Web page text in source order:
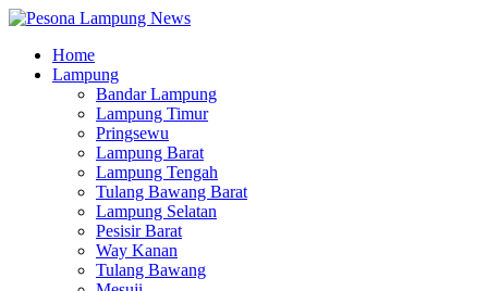
Home
Lampung
Bandar Lampung
Lampung Timur
Pringsewu
Lampung Barat
Lampung Tengah
Tulang Bawang Barat
Lampung Selatan
Pesisir Barat
Way Kanan
Tulang Bawang